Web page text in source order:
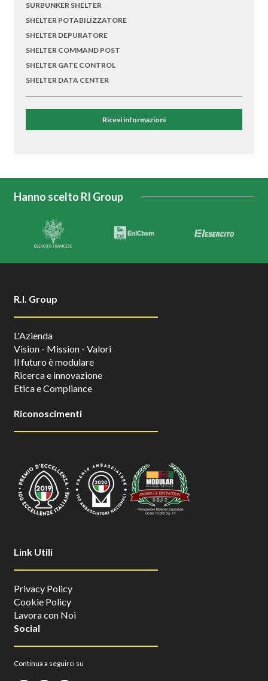
SURBUNKER SHELTER
SHELTER POTABILIZZATORE
SHELTER DEPURATORE
SHELTER COMMAND POST
SHELTER GATE CONTROL
SHELTER DATA CENTER
Ricevi informazioni
Hanno scelto RI Group
R.I. Group
L'Azienda
Vision - Mission - Valori
Il futuro è modulare
Ricerca e innovazione
Etica e Compliance
Riconoscimenti
Link Utili
Privacy Policy
Cookie Policy
Lavora con Noi
Social
Continua a seguirci su